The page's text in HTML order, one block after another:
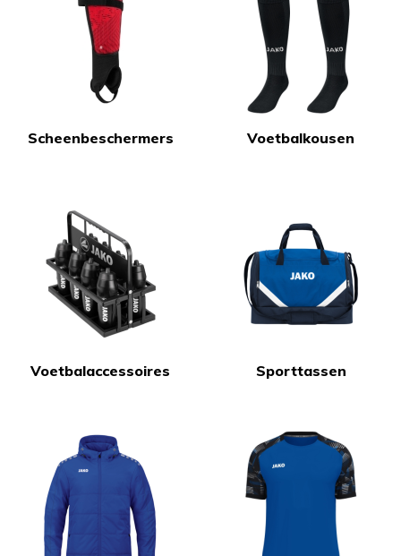
Scheenbeschermers Voetbalkousen
Voetbalaccessoires Sporttassen